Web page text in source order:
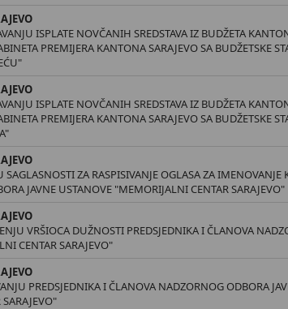
ISPLATE NOVČANIH SREDSTAVA IZ BUDŽETA
PREMIJERA KANTONA SARAJEVO SA BUDŽETSKE
ISPLATE NOVČANIH SREDSTAVA IZ BUDŽETA
PREMIJERA KANTONA SARAJEVO SA BUDŽETSKE
ZA RASPISIVANJE OGLASA ZA IMENOVANJE
JAVNE USTANOVE "MEMORIJALNI CENTAR SARAJEVO"
VRŠIOCA DUŽNOSTI PREDSJEDNIKA I ČLANOVA
CENTAR SARAJEVO"
PREDSJEDNIKA I ČLANOVA NADZORNOG ODBORA